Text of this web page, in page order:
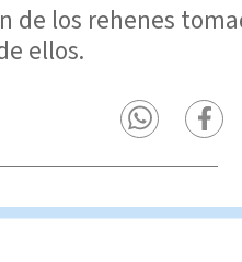
de los rehenes
ellos.